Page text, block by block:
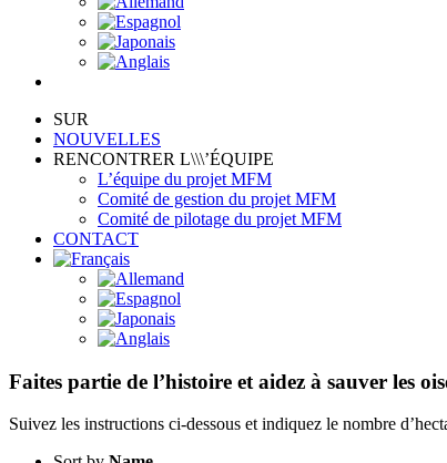
SUR
NOUVELLES
RENCONTRER L\\\’ÉQUIPE
L’équipe du projet MFM
Comité de gestion du projet MFM
Comité de pilotage du projet MFM
CONTACT
Faites partie de l’histoire et aidez à sauver les
Suivez les instructions ci-dessous et indiquez le nombre